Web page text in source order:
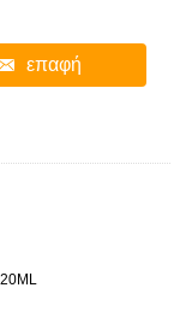
επαφή